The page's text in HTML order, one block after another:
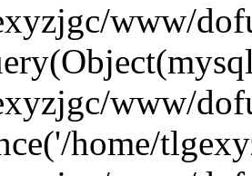
www/
www/
home/